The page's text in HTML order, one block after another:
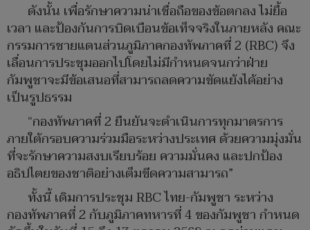
ดังนั้น เพื่อรักษาความน่าเชื่อถือของข้อตกลง ไม่ยื้อ
เวลา และป้องกันการบิดเบือนข้อเท็จจริงในภายหลัง คณะ
กรรมการชายแดนส่วนภูมิภาคกองทัพภาคที่ 2 (RBC) จึง
เลื่อนการประชุมออกไปโดยไม่มีกำหนดจนกว่าฝ่าย
กัมพูชาจะมีข้อเสนอที่สามารถลดความขัดแย้งได้อย่าง
เป็นรูปธรรม
“กองทัพภาคที่ 2 ยืนยันจะดำเนินการทุกมาตรการ
ภายใต้กรอบความร่วมมือระหว่างประเทศ ด้วยความมุ่งมั่น
ที่จะรักษาความสงบเรียบร้อย ความมั่นคง และปกป้อง
อธิปไตยของชาติอย่างเต็มขีดความสามารถ”
ทั้งนี้ เดิมการประชุม RBC ไทย-กัมพูชา ระหว่าง
กองทัพภาคที่ 2 กับภูมิภาคทหารที่ 4 ของกัมพูชา กำหนด